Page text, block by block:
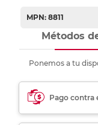
MPN: 8811
Métodos
Ponemos a tu
Pago contra